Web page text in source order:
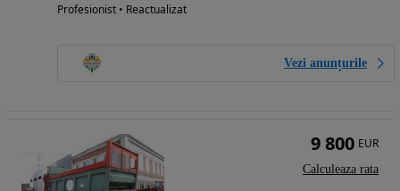
Profesionist • Reactualizat
Vezi anunțurile
9 800 EUR
Calculeaza rata